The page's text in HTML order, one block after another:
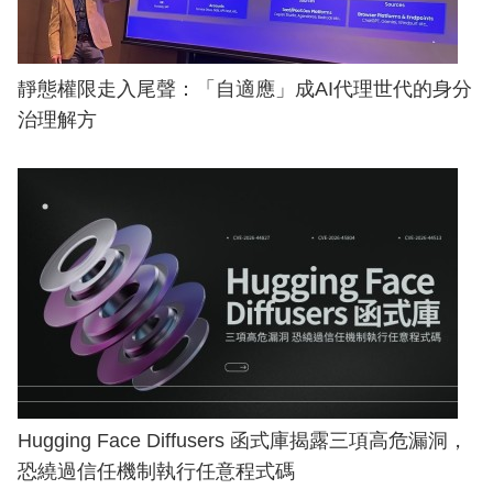
靜態權限走入尾聲：「自適應」成AI代理世代的身分
治理解方
Hugging Face Diffusers 函式庫揭露三項高危漏洞，
恐繞過信任機制執行任意程式碼